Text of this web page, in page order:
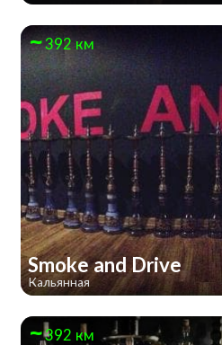
392 км
Smoke and Drive
Кальянная
392 км